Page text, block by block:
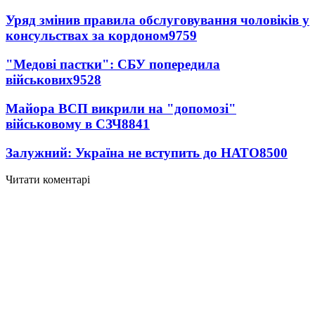
Уряд змінив правила обслуговування чоловіків у
консульствах за кордоном9759
"Медові пастки": СБУ попередила
військових9528
Майора ВСП викрили на "допомозі"
військовому в СЗЧ8841
Залужний: Україна не вступить до НАТО8500
Читати коментарі